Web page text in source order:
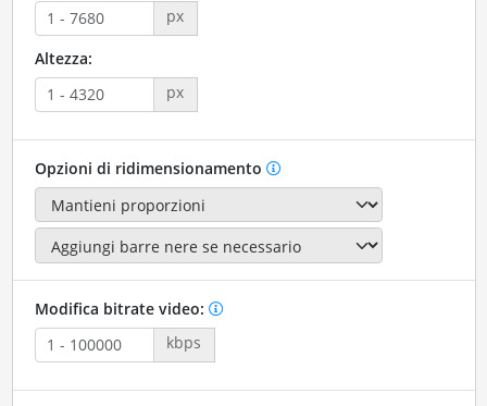
px
Altezza:
px
Opzioni di ridimensionamento
Modifica bitrate video:
kbps